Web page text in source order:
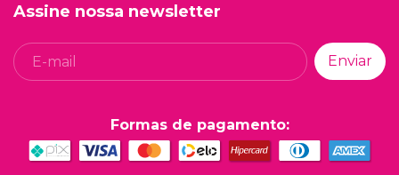
Assine nossa newsletter
Formas de pagamento: